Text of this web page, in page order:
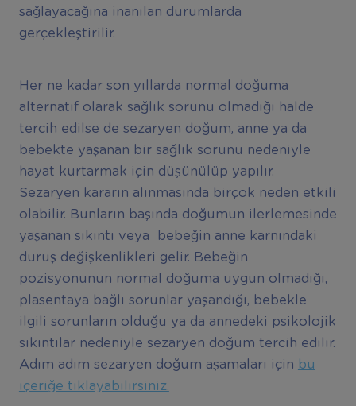
sağlayacağına inanılan durumlarda
gerçekleştirilir.
Her ne kadar son yıllarda normal doğuma
alternatif olarak sağlık sorunu olmadığı halde
tercih edilse de sezaryen doğum, anne ya da
bebekte yaşanan bir sağlık sorunu nedeniyle
hayat kurtarmak için düşünülüp yapılır.
Sezaryen kararın alınmasında birçok neden etkili
olabilir. Bunların başında doğumun ilerlemesinde
yaşanan sıkıntı veya bebeğin anne karnındaki
duruş değişkenlikleri gelir. Bebeğin
pozisyonunun normal doğuma uygun olmadığı,
plasentaya bağlı sorunlar yaşandığı, bebekle
ilgili sorunların olduğu ya da annedeki psikolojik
sıkıntılar nedeniyle sezaryen doğum tercih edilir.
Adım adım sezaryen doğum aşamaları için bu
içeriğe tıklayabilirsiniz.